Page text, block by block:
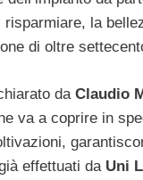
la
di oltre
da Claudio
va a coprire in
effettuati da Uni